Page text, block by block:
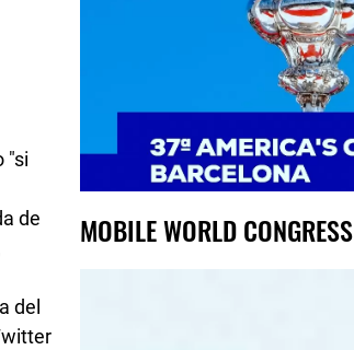
"si
de
del
MOBILE WORLD CONGRESS